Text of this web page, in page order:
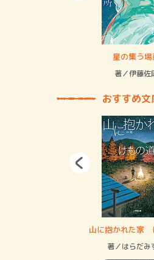
星の集う
著／伊藤佐
おすすめ文
山に抱かれた家
著／はらだみ